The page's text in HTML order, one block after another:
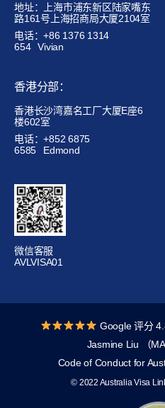
地址：上海市浦东新区陆家嘴东
路161号上海招商局大厦2104室
电话：+86 1376 1314
654
Vivian
香港分部：
香港长沙湾嘉名工厂大厦E座6
楼602室
电话：+852 6875
6585
Edmond
微信客服
AVLVISA01
Google 评分
Jasmine Liu （
Code of Conduct for
© 2022 Australia Visa